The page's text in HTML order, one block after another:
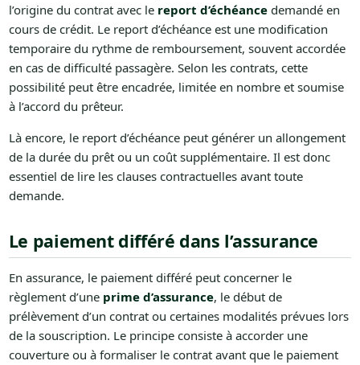
l’origine du contrat avec le report d’échéancedemandé en
cours de crédit. Le report d’échéance est une modification
temporaire du rythme de remboursement, souvent accordée
en cas de difficulté passagère. Selon les contrats, cette
possibilité peut être encadrée, limitée en nombre et soumise
à l’accord du prêteur.
Là encore, le report d’échéance peut générer un allongement
de la durée du prêt ou un coût supplémentaire. Il est donc
essentiel de lire les clauses contractuelles avant toute
demande.
Le paiement différé dans l’assurance
En assurance, le paiement différé peut concerner le
règlement d’une prime d’assurance, le début de
prélèvement d’un contrat ou certaines modalités prévues lors
de la souscription. Le principe consiste à accorder une
couverture ou à formaliser le contrat avant que le paiement